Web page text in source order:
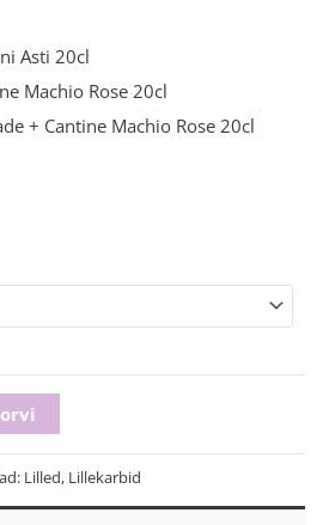
Asti 20cl
Machio Rose 20cl
+ Cantine Machio Rose 20cl
Lilled, Lillekarbid